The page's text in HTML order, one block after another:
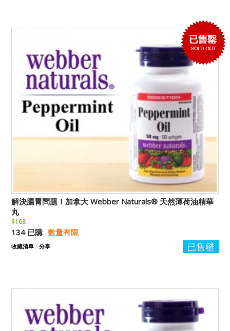
解決腸胃問題！加拿大 Webber Naturals® 天然薄荷油精華
丸
$168
134 已購 數量有限
已售罄
收藏清單 / 分享